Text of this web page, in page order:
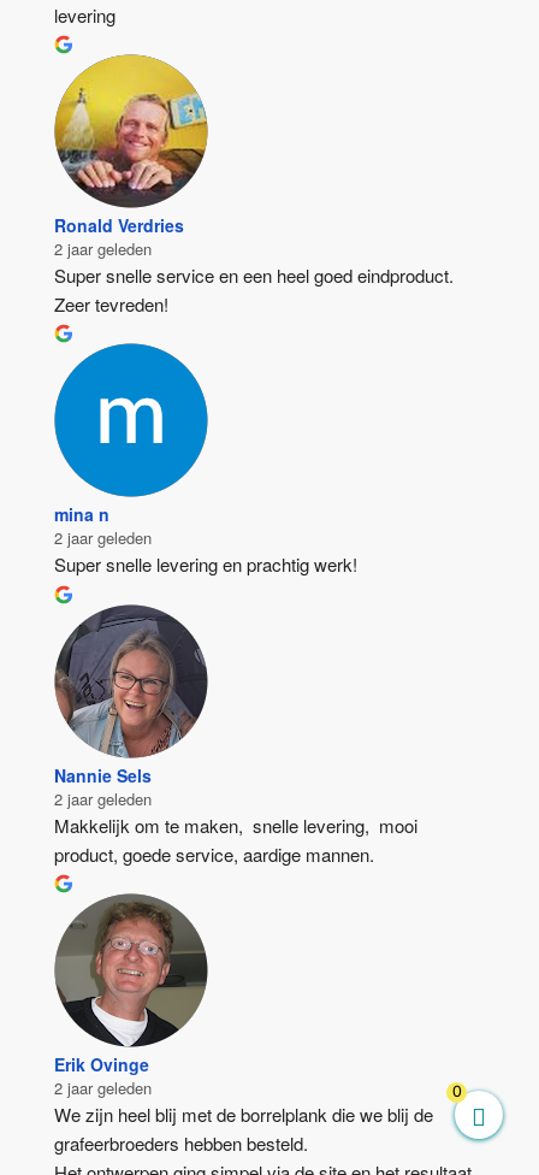
levering
Ronald Verdries
2 jaar geleden
Super snelle service en een heel goed eindproduct.
Zeer tevreden!
mina n
2 jaar geleden
Super snelle levering en prachtig werk!
Nannie Sels
2 jaar geleden
Makkelijk om te maken,  snelle levering,  mooi
product, goede service, aardige mannen.
Erik Ovinge
2 jaar geleden
We zijn heel blij met de borrelplank die we blij de
grafeerbroeders hebben besteld.
0